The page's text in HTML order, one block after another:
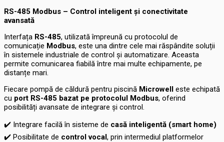
RS-485 Modbus – Control inteligent și conectivitate
avansată
Interfața RS-485, utilizată împreună cu protocolul de
comunicație Modbus, este una dintre cele mai răspândite soluții
în sistemele industriale de control și automatizare. Aceasta
permite comunicarea fiabilă între mai multe echipamente, pe
distanțe mari.
Fiecare pompă de căldură pentru piscină Microwell este echipată
cu port RS-485 bazat pe protocolul Modbus, oferind
posibilități avansate de integrare și control.
✔️ Integrare facilă în sisteme de casă inteligentă (smart home)
✔️ Posibilitate de control vocal, prin intermediul platformelor